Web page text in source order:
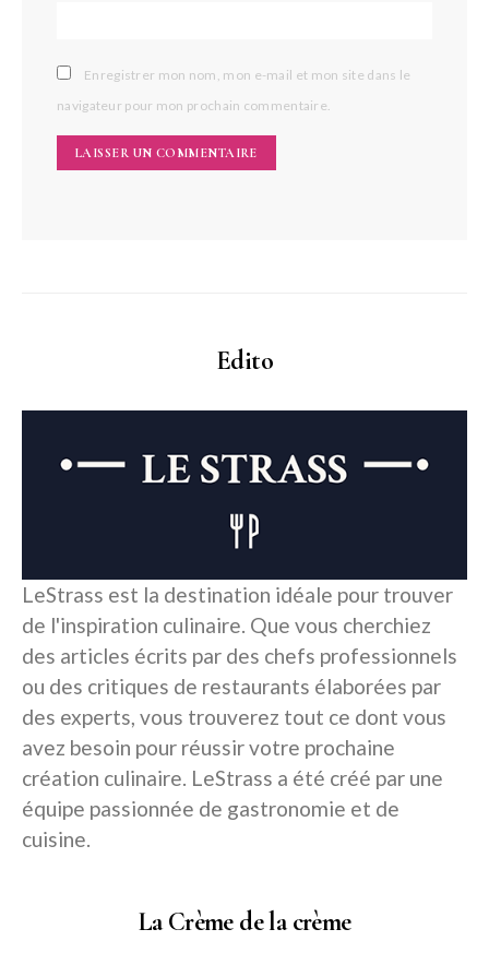
Enregistrer mon nom, mon e-mail et mon site dans le
navigateur pour mon prochain commentaire.
Edito
LeStrass est la destination idéale pour trouver
de l'inspiration culinaire. Que vous cherchiez
des articles écrits par des chefs professionnels
ou des critiques de restaurants élaborées par
des experts, vous trouverez tout ce dont vous
avez besoin pour réussir votre prochaine
création culinaire. LeStrass a été créé par une
équipe passionnée de gastronomie et de
cuisine.
La Crème de la crème